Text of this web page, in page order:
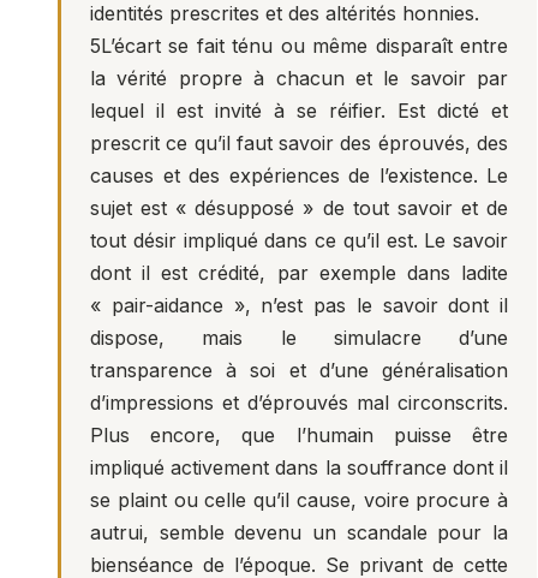
identités prescrites et des altérités honnies.
5L’écart se fait ténu ou même disparaît entre
la vérité propre à chacun et le savoir par
lequel il est invité à se réifier. Est dicté et
prescrit ce qu’il faut savoir des éprouvés, des
causes et des expériences de l’existence. Le
sujet est « désupposé » de tout savoir et de
tout désir impliqué dans ce qu’il est. Le savoir
dont il est crédité, par exemple dans ladite
« pair-aidance », n’est pas le savoir dont il
dispose, mais le simulacre d’une
transparence à soi et d’une généralisation
d’impressions et d’éprouvés mal circonscrits.
Plus encore, que l’humain puisse être
impliqué activement dans la souffrance dont il
se plaint ou celle qu’il cause, voire procure à
autrui, semble devenu un scandale pour la
bienséance de l’époque. Se privant de cette